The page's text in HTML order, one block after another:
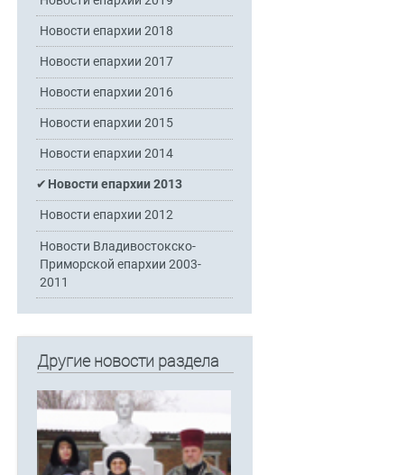
Новости епархии 2018
Новости епархии 2017
Новости епархии 2016
Новости епархии 2015
Новости епархии 2014
Новости епархии 2013
Новости епархии 2012
Новости Владивостокско-
Приморской епархии 2003-
2011
Другие новости раздела